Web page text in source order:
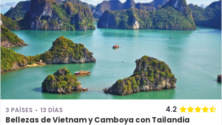
3 PAÍSES 13 DÍAS 4.2
Bellezas de Vietnam y Camboya con Tailandia